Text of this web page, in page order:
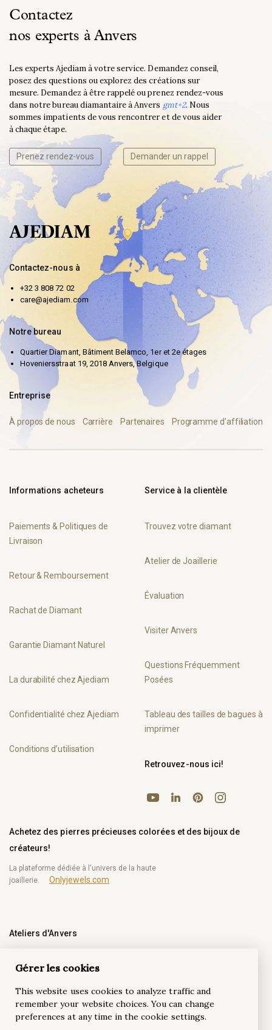
Contactez
nos experts à Anvers
Les experts Ajediam à votre service. Demandez conseil,
posez des questions ou explorez des créations sur
mesure. Demandez à être rappelé ou prenez rendez-vous
dans notre bureau diamantaire à Anvers gmt+2. Nous
sommes impatients de vous rencontrer et de vous aider
à chaque étape.
Prenez rendez-vous Demander un rappel
Contactez-nous à
+32 3 808 72 02
care@ajediam.com
Notre bureau
Quartier Diamant, Bâtiment Belamco, 1er et 2e étages
Hoveniersstraat 19, 2018 Anvers, Belgique
Entreprise
À propos de nous Carrière Partenaires Programme d’affiliation
Informations acheteurs
Paiements & Politiques de
Livraison
Retour & Remboursement
Rachat de Diamant
Garantie Diamant Naturel
La durabilité chez Ajediam
Confidentialité chez Ajediam
Conditions d’utilisation
Service à la clientèle
Trouvez votre diamant
Atelier de Joaillerie
Évaluation
Visiter Anvers
Questions Fréquemment
Posées
Tableau des tailles de bagues à
imprimer
Achetez des pierres précieuses colorées et des bijoux de
créateurs!
La plateforme dédiée à l'univers de la haute
joaillerie.
Onlyjewels.com
Ateliers d'Anvers
Ateliers d'Anversest votre partenaire local pour la
plus encore.
Retrouvez-nous ici!
YouTubeLinkedInPinterestInstagram
Gérer les cookies
This website uses cookies to analyze traffic and
remember your website choices. You can change
preferences at any time in the cookie settings.